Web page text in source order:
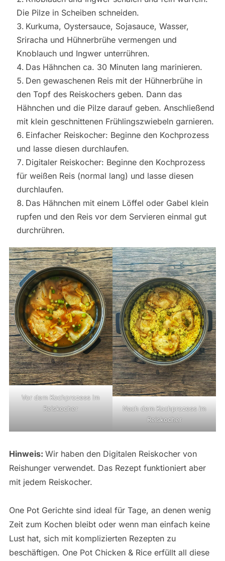
Die Pilze in Scheiben schneiden.
Kurkuma, Oystersauce, Sojasauce, Wasser,
Sriracha und Hühnerbrühe vermengen und
Knoblauch und Ingwer unterrühren.
Das Hähnchen ca. 30 Minuten lang marinieren.
Den gewaschenen Reis mit der Hühnerbrühe in
den Topf des Reiskochers geben. Dann das
Hähnchen und die Pilze darauf geben. Anschließend
mit klein geschnittenen Frühlingszwiebeln garnieren.
Einfacher Reiskocher: Beginne den Kochprozess
und lasse diesen durchlaufen.
Digitaler Reiskocher: Beginne den Kochprozess
für weißen Reis (normal lang) und lasse diesen
durchlaufen.
Das Hähnchen mit einem Löffel oder Gabel klein
rupfen und den Reis vor dem Servieren einmal gut
durchrühren.
Vor dem Kochprozess im
Reiskocher
Nach dem Kochprozess im
Reiskocher
Hinweis: Wir haben den Digitalen Reiskocher von
Reishunger verwendet. Das Rezept funktioniert aber
mit jedem Reiskocher.
One Pot Gerichte sind ideal für Tage, an denen wenig
Zeit zum Kochen bleibt oder wenn man einfach keine
Lust hat, sich mit komplizierten Rezepten zu
beschäftigen. One Pot Chicken & Rice erfüllt all diese